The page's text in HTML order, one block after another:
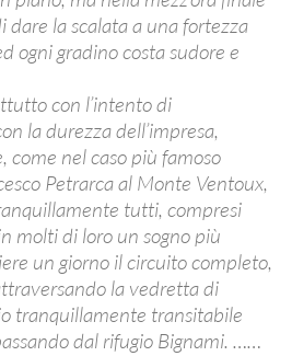
dare la scalata a una fortezza
ogni gradino costa sudore e
con l’intento di
la durezza dell’impresa,
nel caso più famoso
Petrarca al Monte Ventoux,
tutti, compresi
molti di loro un sogno più
un giorno il circuito completo,
la vedretta di
tranquillamente transitabile
dal rifugio Bignami. ……